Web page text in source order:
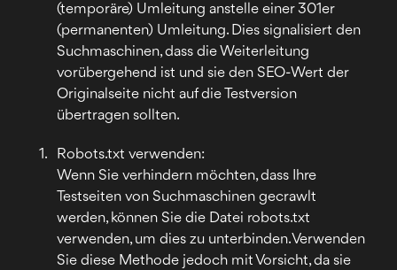
(temporäre) Umleitung anstelle einer 301er
(permanenten) Umleitung. Dies signalisiert den
Suchmaschinen, dass die Weiterleitung
vorübergehend ist und sie den SEO-Wert der
Originalseite nicht auf die Testversion
übertragen sollten.
Robots.txt verwenden:
Wenn Sie verhindern möchten, dass Ihre
Testseiten von Suchmaschinen gecrawlt
werden, können Sie die Datei robots.txt
verwenden, um dies zu unterbinden. Verwenden
Sie diese Methode jedoch mit Vorsicht, da sie